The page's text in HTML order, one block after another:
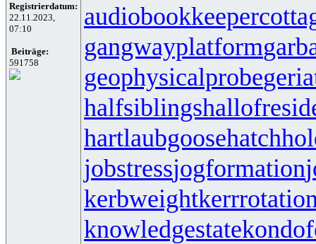
Registrierdatum:
22.11.2023,
07:10
Beiträge:
591758
audiobookkeeper
gangwayplatform
geophysicalprobe
halfsiblings
hartlaubgoose
jobstressjogformation
kerbweight
knowledgestate